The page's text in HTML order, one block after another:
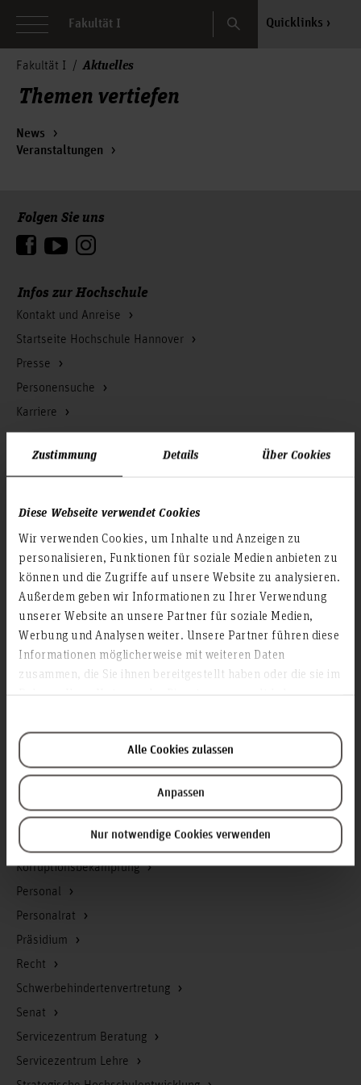
Zustimmung Details Über Cookies
Diese Webseite verwendet Cookies
Wir verwenden Cookies, um Inhalte und Anzeigen zu
personalisieren, Funktionen für soziale Medien anbieten zu
können und die Zugriffe auf unsere Website zu analysieren.
Außerdem geben wir Informationen zu Ihrer Verwendung
unserer Website an unsere Partner für soziale Medien,
Werbung und Analysen weiter. Unsere Partner führen diese
Informationen möglicherweise mit weiteren Daten
zusammen, die Sie ihnen bereitgestellt haben oder die sie im
Alle Cookies zulassen
Anpassen
Nur notwendige Cookies verwenden
Fakultät I Search Quicklinks
Fakultät I Aktuelles
Themen vertiefen
News
Veranstaltungen
Infos zur Hochschule
Kontakt und Anreise
Startseite Hochschule Hannover
Presse
Personensuche
Karriere
Folgen Sie uns
Service & Organisation
Akademische Angelegenheiten
Berufungsmanagement
Bibliothek
Campusmanagement
Existenzgründung
Finanzmanagement
Geschäftsstelle Präsidium
Gleichstellung
Hochschulrat
Kommunikation und Marketing
Korruptionsbekämpfung
Personal
Personalrat
Präsidium
Recht
Schwerbehindertenvertretung
Senat
Servicezentrum Beratung
Servicezentrum Lehre